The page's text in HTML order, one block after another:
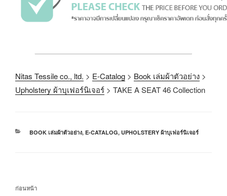
Nitas Tessile co., ltd. > E-Catalog > Book เล่มผ้าตัวอย่าง >
Upholstery ผ้าบุเฟอร์นิเจอร์ > TAKE A SEAT 46 Collection
BOOK เล่มผ้าตัวอย่าง, E-CATALOG, UPHOLSTERY ผ้าบุเฟอร์นิเจอร์
ก่อนหน้า